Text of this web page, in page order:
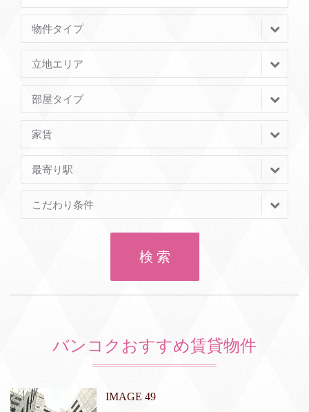
物件タイプ
立地エリア
部屋タイプ
家賃
最寄り駅
こだわり条件
検 索
バンコクおすすめ賃貸物件
IMAGE 49